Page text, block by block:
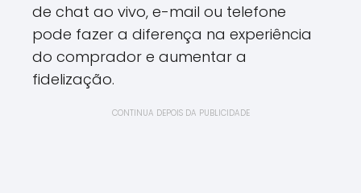
de chat ao vivo, e-mail ou telefone
pode fazer a diferença na experiência
do comprador e aumentar a
fidelização.
CONTINUA DEPOIS DA PUBLICIDADE